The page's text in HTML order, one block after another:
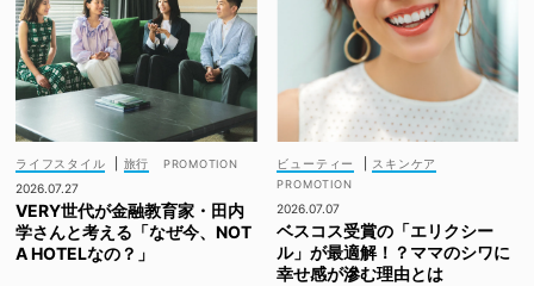
ライフスタイル
旅行
2026.07.27
VERY世代が金融教育家・田内
学さんと考える「なぜ今、NOT
A HOTELなの？」
ビューティー スキンケア
2026.07.07
ベスコス受賞の「エリクシー
ル」が最適解！？ママのシワに
幸せ感が滲む理由とは